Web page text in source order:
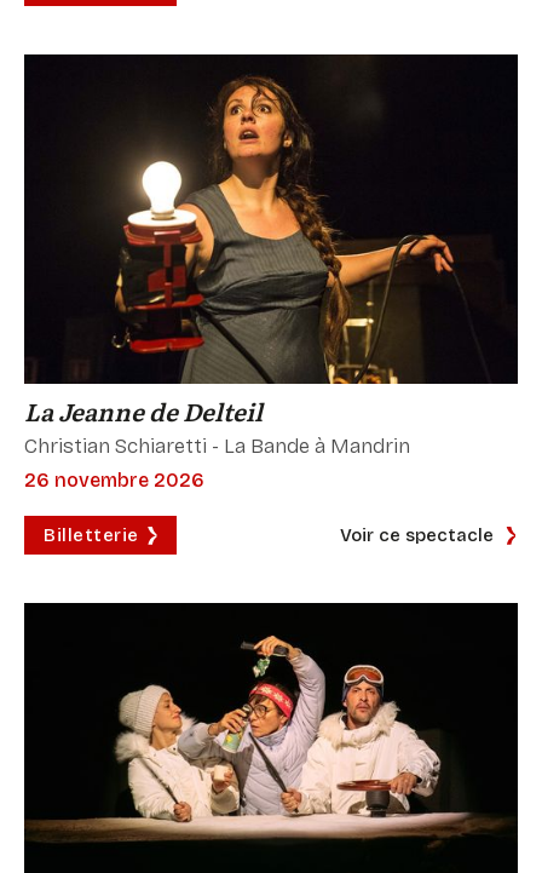
La Jeanne de Delteil
Christian Schiaretti - La Bande à Mandrin
26 novembre 2026
Billetterie Voir ce spectacle